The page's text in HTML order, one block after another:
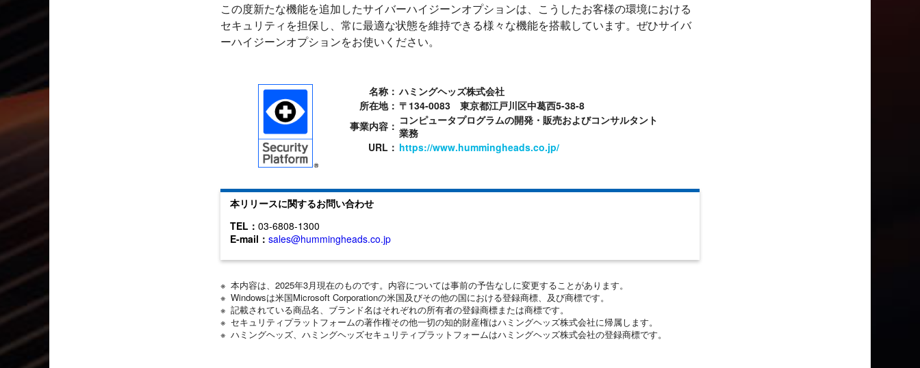
この度新たな機能を追加したサイバーハイジーンオプションは、こうしたお客様の環境における
セキュリティを担保し、常に最適な状態を維持できる様々な機能を搭載しています。ぜひサイバ
ーハイジーンオプションをお使いください。
名称： ハミングヘッズ株式会社
所在地： 〒134-0083 東京都江戸川区中葛西5-38-8
事業内容： コンピュータプログラムの開発・販売およびコンサルタント
業務
URL： https://www.hummingheads.co.jp/
本リリースに関するお問い合わせ
TEL： 03-6808-1300
E-mail： sales@hummingheads.co.jp
※ 本内容は、2025年3月現在のものです。内容については事前の予告なしに変更することがあります。
※ Windowsは米国Microsoft Corporationの米国及びその他の国における登録商標、及び商標です。
※ 記載されている商品名、ブランド名はそれぞれの所有者の登録商標または商標です。
※ セキュリティプラットフォームの著作権その他一切の知的財産権はハミングヘッズ株式会社に帰属します。
※ ハミングヘッズ、ハミングヘッズセキュリティプラットフォームはハミングヘッズ株式会社の登録商標です。